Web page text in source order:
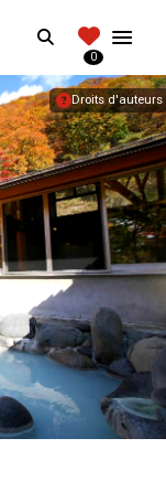
Search
0
Droits d'auteurs